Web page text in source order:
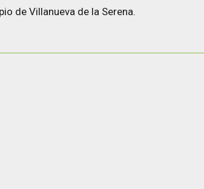
de Villanueva de la Serena.